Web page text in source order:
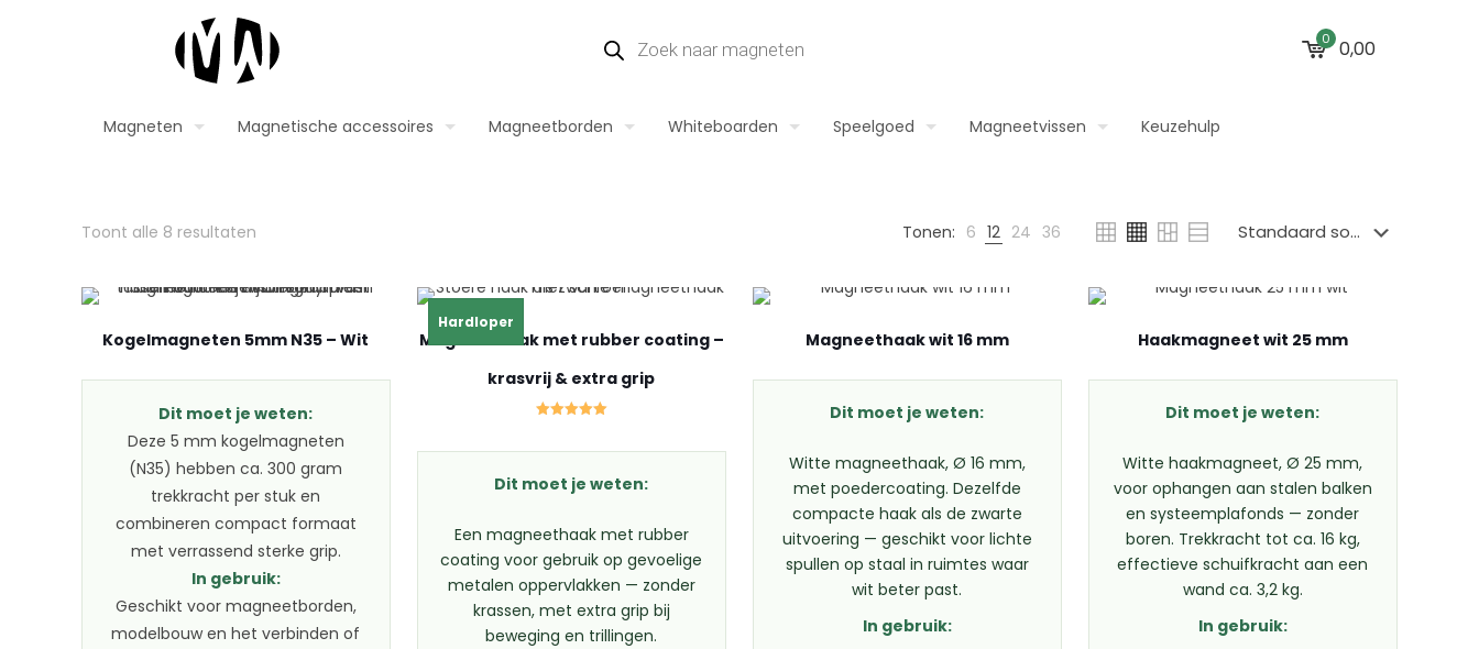
zoeken 0 0,00
Magneten Magnetische accessoires Magneetborden Whiteboarden Speelgoed Magneetvissen Keuzehulp
Toont alle 8 resultaten Tonen: 6 12 24 36
Kogelmagneten 5mm N35 – Wit
Dit moet je weten:
Deze 5 mm kogelmagneten
(N35) hebben ca. 300 gram
trekkracht per stuk en
combineren compact formaat
met verrassend sterke grip.
In gebruik:
Geschikt voor magneetborden,
modelbouw en het verbinden of
Hardloper
Magneethaak met rubber coating –
krasvrij & extra grip
uit 5
Dit moet je weten:
Een magneethaak met rubber
coating voor gebruik op gevoelige
metalen oppervlakken — zonder
krassen, met extra grip bij
beweging en trillingen.
Magneethaak wit 16 mm
Dit moet je weten:
Witte magneethaak, Ø 16 mm,
met poedercoating. Dezelfde
compacte haak als de zwarte
uitvoering — geschikt voor lichte
spullen op staal in ruimtes waar
wit beter past.
In gebruik:
Haakmagneet wit 25 mm
Dit moet je weten:
Witte haakmagneet, Ø 25 mm,
voor ophangen aan stalen balken
en systeemplafonds — zonder
boren. Trekkracht tot ca. 16 kg,
effectieve schuifkracht aan een
wand ca. 3,2 kg.
In gebruik: